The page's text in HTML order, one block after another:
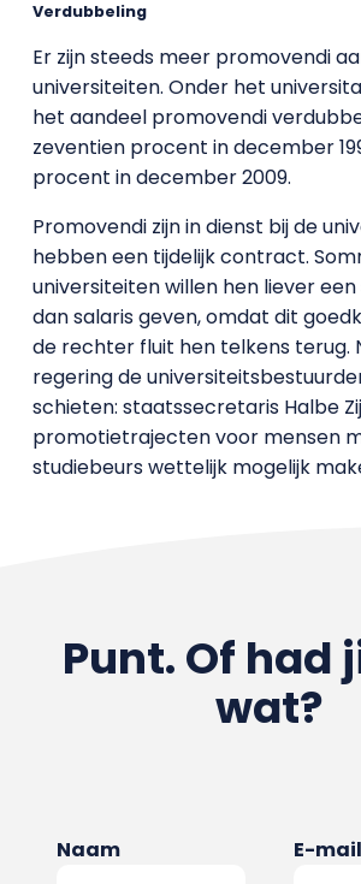
Verdubbeling
Er zijn steeds meer promovendi
universiteiten. Onder het
het aandeel promovendi
zeventien procent in december
procent in december 2009.
Promovendi zijn in dienst bij de
hebben een tijdelijk contract.
universiteiten willen hen liever
dan salaris geven, omdat dit
de rechter fluit hen telkens terug.
regering de
schieten: staatssecretaris Halbe
promotietrajecten voor mensen
studiebeurs wettelijk mogelijk
Punt. Of had
wat?
Naam E-mail